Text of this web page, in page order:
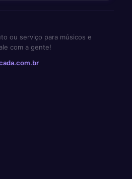
ou serviço para músicos e
com a gente!